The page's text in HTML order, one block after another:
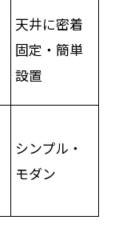
天井に密着
固定・簡単
設置
シンプル・
モダン